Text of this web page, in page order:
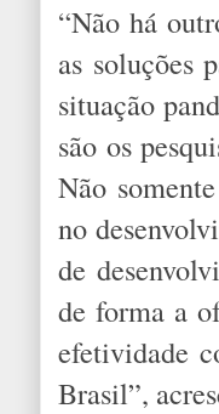
“Não há
as soluções
situação
são os
Não
no
de
de forma a
efetividade
Brasil”,